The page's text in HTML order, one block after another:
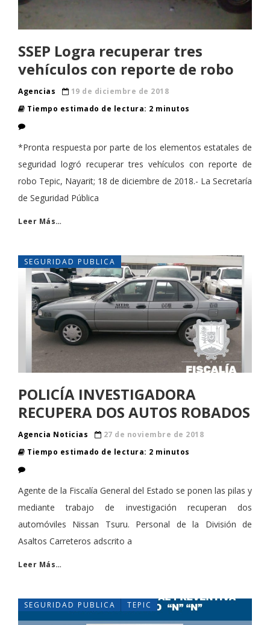
SSEP Logra recuperar tres
vehículos con reporte de robo
Agencias
19 de diciembre de 2018
Tiempo estimado de lectura: 2 minutos
*Pronta respuesta por parte de los elementos estatales de
seguridad logró recuperar tres vehículos con reporte de
robo Tepic, Nayarit; 18 de diciembre de 2018.- La Secretaría
de Seguridad Pública
Leer Más…
SEGURIDAD PUBLICA
POLICÍA INVESTIGADORA
RECUPERA DOS AUTOS ROBADOS
Agencia Noticias
27 de noviembre de 2018
Tiempo estimado de lectura: 2 minutos
Agente de la Fiscalía General del Estado se ponen las pilas y
mediante trabajo de investigación recuperan dos
automóviles Nissan Tsuru. Personal de la División de
Asaltos Carreteros adscrito a
Leer Más…
SEGURIDAD PUBLICA TEPIC